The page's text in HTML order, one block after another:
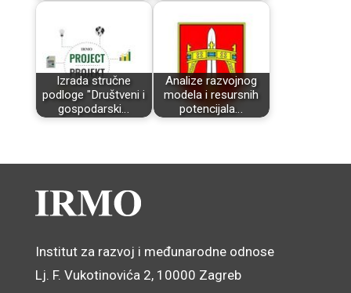
Izrada stručne
podloge "Društveni i
gospodarski…
Analize razvojnog
modela i resursnih
potencijala…
Institut za razvoj i međunarodne odnose
Lj. F. Vukotinovića 2, 10000 Zagreb